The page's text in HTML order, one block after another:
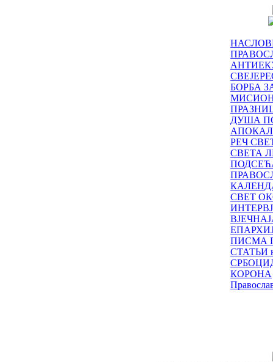
БОРБА
ДУША
РЕЧ
СВЕТА
СВЕТ
ПИСМА
СТАТЬИ
КОРОНА